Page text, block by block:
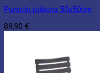
Punottu jakkara 50x50cm
89,90 €